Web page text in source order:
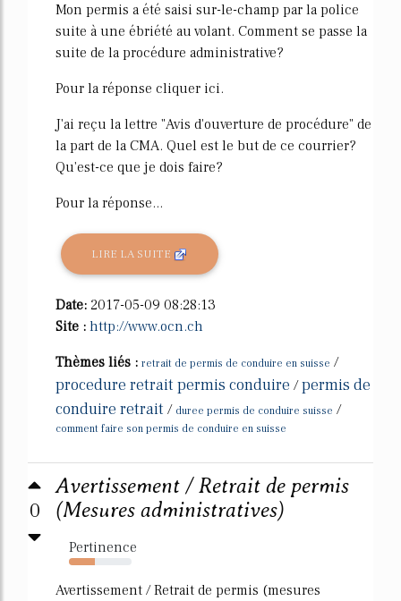
Mon permis a été saisi sur-le-champ par la police
suite à une ébriété au volant. Comment se passe la
suite de la procédure administrative?
Pour la réponse cliquer ici.
J'ai reçu la lettre "Avis d'ouverture de procédure" de
la part de la CMA. Quel est le but de ce courrier?
Qu'est-ce que je dois faire?
Pour la réponse...
LIRE LA SUITE
Date: 2017-05-09 08:28:13
Site : http://www.ocn.ch
Thèmes liés : retrait de permis de conduire en suisse /
procedure retrait permis conduire /permis de
conduire retrait / duree permis de conduire suisse /
comment faire son permis de conduire en suisse
0
Avertissement / Retrait de permis
(Mesures administratives)
Pertinence
42%
Avertissement / Retrait de permis (mesures